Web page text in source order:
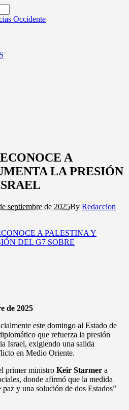
A
LA PRESIÓN
septiembre de 2025By Redaccion
de 2025
este domingo al Estado de
que refuerza la presión
Israel, exigiendo una salida
en Medio Oriente.
primer ministro Keir Starmer a
donde afirmó que la medida
y una solución de dos Estados”